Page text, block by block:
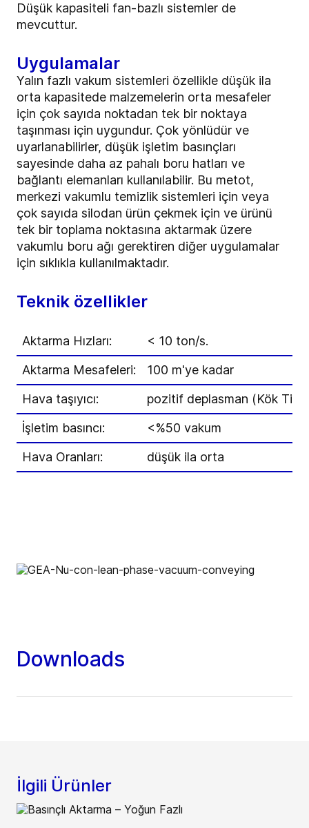
Düşük kapasiteli fan-bazlı sistemler de
mevcuttur.
Uygulamalar
Yalın fazlı vakum sistemleri özellikle düşük ila
orta kapasitede malzemelerin orta mesafeler
için çok sayıda noktadan tek bir noktaya
taşınması için uygundur. Çok yönlüdür ve
uyarlanabilirler, düşük işletim basınçları
sayesinde daha az pahalı boru hatları ve
bağlantı elemanları kullanılabilir. Bu metot,
merkezi vakumlu temizlik sistemleri için veya
çok sayıda silodan ürün çekmek için ve ürünü
tek bir toplama noktasına aktarmak üzere
vakumlu boru ağı gerektiren diğer uygulamalar
için sıklıkla kullanılmaktadır.
Teknik özellikler
Aktarma Hızları:
< 10 ton/s.
Aktarma Mesafeleri:
100 m'ye kadar
Hava taşıyıcı:
pozitif deplasman (Kök
İşletim basıncı:
<%50 vakum
Hava Oranları:
düşük ila orta
Downloads
İlgili Ürünler